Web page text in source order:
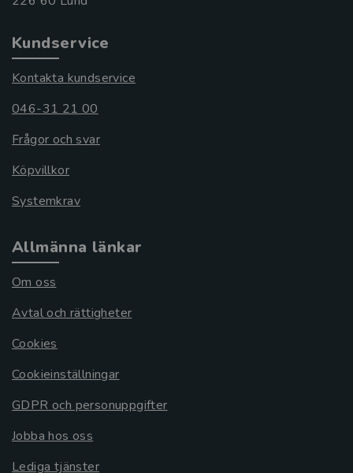
Kundservice
Kontakta kundservice
046-31 21 00
Frågor och svar
Köpvillkor
Systemkrav
Allmänna länkar
Om oss
Avtal och rättigheter
Cookies
Cookieinställningar
GDPR och personuppgifter
Jobba hos oss
Lediga tjänster